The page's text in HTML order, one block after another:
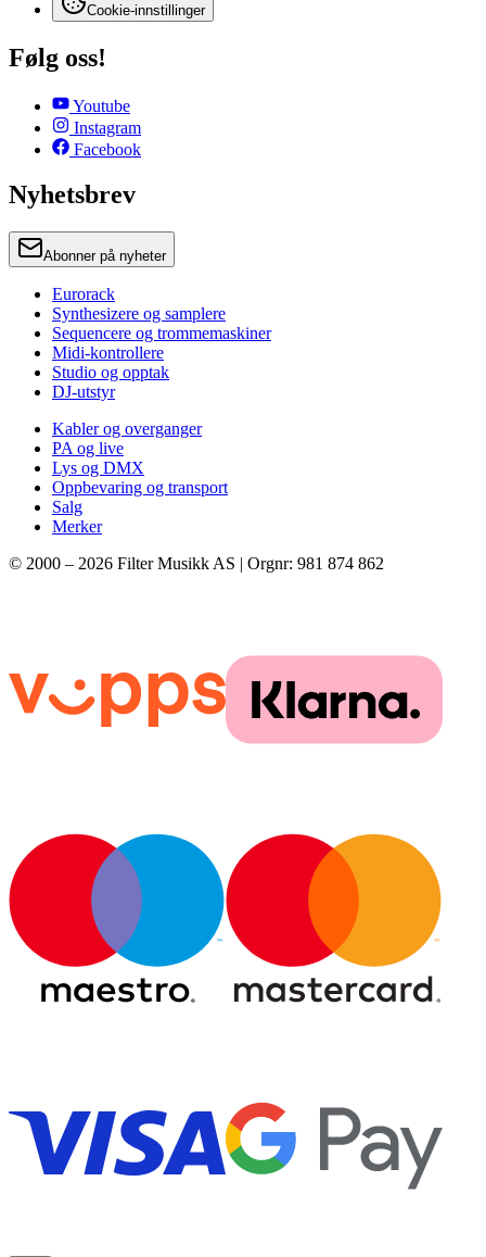
Cookie-innstillinger
Følg oss!
Youtube
Instagram
Facebook
Nyhetsbrev
Abonner på nyheter
Eurorack
Synthesizere og samplere
Sequencere og trommemaskiner
Midi-kontrollere
Studio og opptak
DJ-utstyr
Kabler og overganger
PA og live
Lys og DMX
Oppbevaring og transport
Salg
Merker
© 2000 – 2026 Filter Musikk AS | Orgnr: 981 874 862